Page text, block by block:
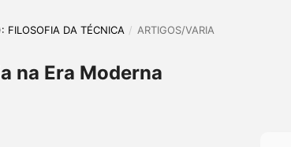
FILOSOFIA DA TÉCNICA / ARTIGOS/VARIA
na Era Moderna